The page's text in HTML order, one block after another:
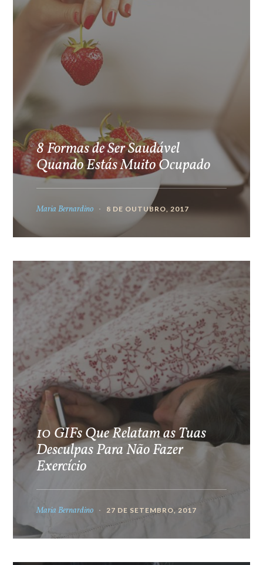
8 Formas de Ser Saudável
Quando Estás Muito Ocupado
Maria Bernardino 8 DE OUTUBRO, 2017
10 GIFs Que Relatam as Tuas
Desculpas Para Não Fazer
Exercício
Maria Bernardino 27 DE SETEMBRO, 2017